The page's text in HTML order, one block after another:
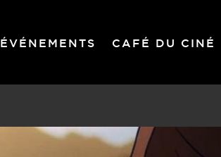
ÉVÉNEMENTS CAFÉ DU CINÉ